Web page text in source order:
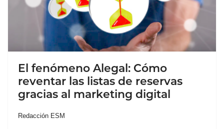
El fenómeno Alegal: Cómo
reventar las listas de reservas
gracias al marketing digital
Redacción ESM